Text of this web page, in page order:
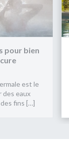
pour bien
est le
des eaux
fins […]